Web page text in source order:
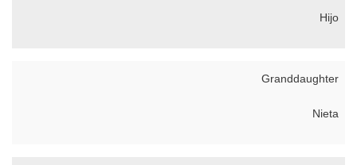
Hijo
Granddaughter
Nieta